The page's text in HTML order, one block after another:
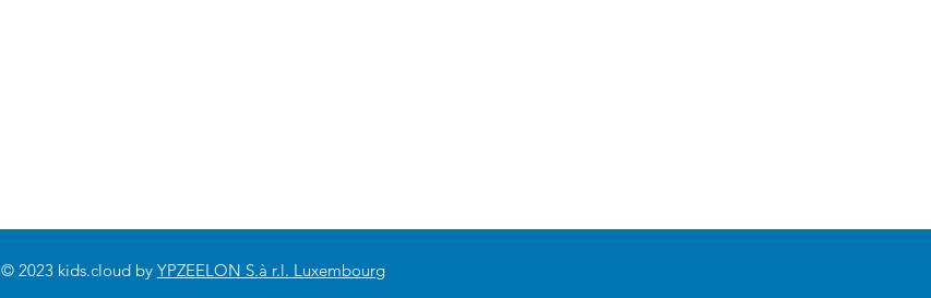
© 2023 kids.cloud by YPZEELON S.à r.l. Luxembourg